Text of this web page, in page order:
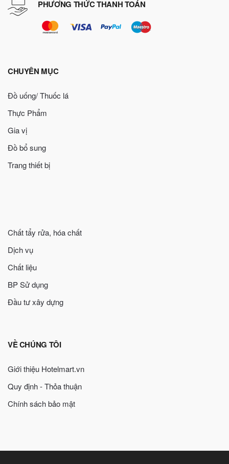
PHƯƠNG THỨC THANH TOÁN
CHUYÊN MỤC
Đồ uống/ Thuốc lá
Thực Phẩm
Gia vị
Đồ bổ sung
Trang thiết bị
Chất tẩy rửa, hóa chất
Dịch vụ
Chất liệu
BP Sử dụng
Đầu tư xây dựng
VỀ CHÚNG TÔI
Giới thiệu Hotelmart.vn
Quy định - Thỏa thuận
Chính sách bảo mật